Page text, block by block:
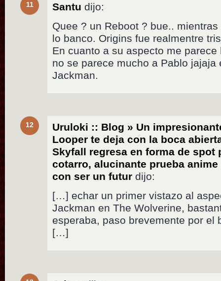
11 Santu dijo:
Quee ? un Reboot ? bue..
lo banco. Origins fue realmentre
En cuanto a su aspecto me
no se parece mucho a Pablo jajaja
Jackman.
12
Uruloki :: Blog » Un
Looper te deja con la boca
Skyfall regresa en forma de spot
cotarro, alucinante prueba anime
con ser un futur dijo:
[…] echar un primer vistazo al
Jackman en The Wolverine,
esperaba, paso brevemente por el
[…]